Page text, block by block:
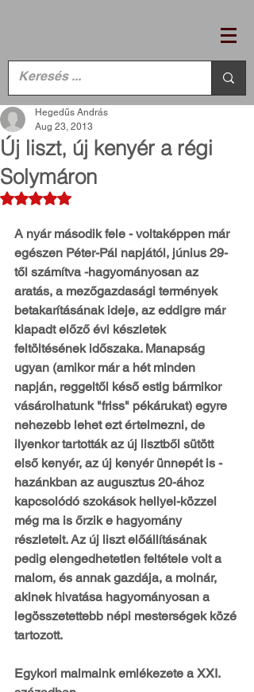
Új liszt, új kenyér a régi
Solymáron
Hegedűs András
Aug 23, 2013
Rated NaN out of 5 stars.
A nyár második fele - voltaképpen már
egészen Péter-Pál napjától, június 29-
től számítva -hagyományosan az
aratás, a mezőgazdasági termények
betakarításának ideje, az eddigre már
kiapadt előző évi készletek
feltöltésének időszaka. Manapság
ugyan (amikor már a hét minden
napján, reggeltől késő estig bármikor
vásárolhatunk "friss" pékárukat) egyre
nehezebb lehet ezt értelmezni, de
ilyenkor tartották az új lisztből sütött
első kenyér, az új kenyér ünnepét is -
hazánkban az augusztus 20-ához
kapcsolódó szokások hellyel-közzel
még ma is őrzik e hagyomány
részleteit. Az új liszt előállításának
pedig elengedhetetlen feltétele volt a
malom, és annak gazdája, a molnár,
akinek hivatása hagyományosan a
legösszetettebb népi mesterségek közé
tartozott.
Egykori malmaink emlékezete a XXI.